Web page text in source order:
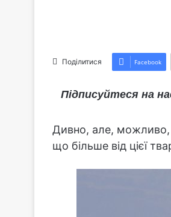
Поділитися Facebook
Підписуйтеся на
Дивно, але, можливо,
що більше від цієї